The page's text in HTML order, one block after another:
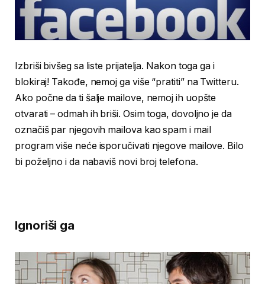
Izbriši bivšeg sa liste prijatelja. Nakon toga ga i
blokiraj! Takođe, nemoj ga više “pratiti” na Twitteru.
Ako počne da ti šalje mailove, nemoj ih uopšte
otvarati – odmah ih briši. Osim toga, dovoljno je da
označiš par njegovih mailova kao spam i mail
program više neće isporučivati njegove mailove. Bilo
bi poželjno i da nabaviš novi broj telefona.
Ignoriši ga